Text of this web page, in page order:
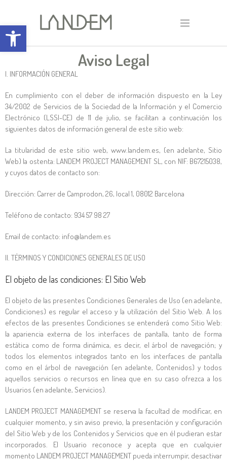
Abrir barra de herramientas
Aviso Legal
I. INFORMACIÓN GENERAL
En cumplimiento con el deber de información dispuesto en la Ley
34/2002 de Servicios de la Sociedad de la Información y el Comercio
Electrónico (LSSI-CE) de 11 de julio, se facilitan a continuación los
siguientes datos de información general de este sitio web:
La titularidad de este sitio web, www.landem.es, (en adelante, Sitio
Web) la ostenta: LANDEM PROJECT MANAGEMENT SL, con NIF: B67215038,
y cuyos datos de contacto son:
Dirección: Carrer de Camprodon, 26, local 1, 08012 Barcelona
Teléfono de contacto: 934 57 98 27
Email de contacto: info@landem.es
II. TÉRMINOS Y CONDICIONES GENERALES DE USO
El objeto de las condiciones: El Sitio Web
El objeto de las presentes Condiciones Generales de Uso (en adelante,
Condiciones) es regular el acceso y la utilización del Sitio Web. A los
efectos de las presentes Condiciones se entenderá como Sitio Web:
la apariencia externa de los interfaces de pantalla, tanto de forma
estática como de forma dinámica, es decir, el árbol de navegación; y
todos los elementos integrados tanto en los interfaces de pantalla
como en el árbol de navegación (en adelante, Contenidos) y todos
aquellos servicios o recursos en línea que en su caso ofrezca a los
Usuarios (en adelante, Servicios).
LANDEM PROJECT MANAGEMENTse reserva la facultad de modificar, en
cualquier momento, y sin aviso previo, la presentación y configuración
del Sitio Web y de los Contenidos y Servicios que en él pudieran estar
incorporados. El Usuario reconoce y acepta que en cualquier
momento LANDEM PROJECT MANAGEMENT pueda interrumpir, desactivar